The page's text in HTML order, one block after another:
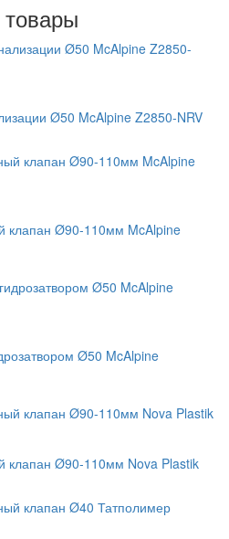
Ø50 McAlpine Z2850-NRV
клапан Ø90-110мм McAlpine
Ø50 McAlpine
клапан Ø90-110мм Nova Plastik